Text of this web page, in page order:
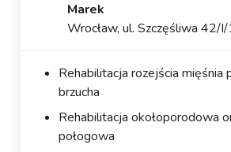
Marek
Wrocław, ul. Szczęśliwa 42/
Rehabilitacja rozejścia mięśnia
brzucha
Rehabilitacja okołoporodowa
połogowa